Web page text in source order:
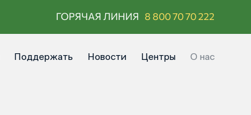
ГОРЯЧАЯ ЛИНИЯ 8 800 70 70 222
Поддержать Новости Центры О нас